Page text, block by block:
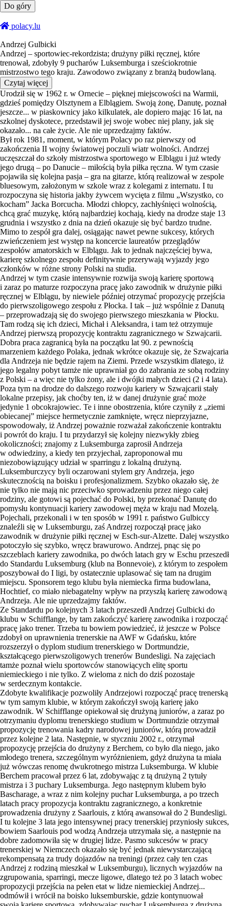
Do góry
polacy.lu
Andrzej Gulbicki
Andrzej – sportowiec-rekordzista; drużyny piłki ręcznej, które
trenował, zdobyły 9 pucharów Luksemburga i sześciokrotnie
mistrzostwo tego kraju. Zawodowo związany z branżą budowlaną.
Czytaj więcej
Urodził się w 1962 r. w Ornecie – pięknej miejscowości na Warmii,
gdzieś pomiędzy Olsztynem a Elblągiem. Swoją żonę, Danutę, poznał
jeszcze... w piaskownicy jako kilkulatek, ale dopiero mając 16 lat, na
szkolnej dyskotece, przedstawił jej swoje wobec niej plany, jak się
okazało... na całe życie. Ale nie uprzedzajmy faktów.
Był rok 1981, moment, w którym Polacy po raz pierwszy od
zakończenia II wojny światowej poczuli wiatr wolności. Andrzej
uczęszczał do szkoły mistrzostwa sportowego w Elblągu i już wtedy
jego drugą – po Danucie – miłością była piłka ręczna. W tym czasie
pojawiła się kolejna pasja – gra na gitarze, którą realizował w zespole
bluesowym, założonym w szkole wraz z kolegami z internatu. I tu
rozpoczyna się historia jakby żywcem wycięta z filmu „Wszystko, co
kocham” Jacka Borcucha. Młodzi chłopcy, zachłyśnięci wolnością,
chcą grać muzykę, którą najbardziej kochają, kiedy na drodze staje 13
grudnia i wszystko z dnia na dzień okazuje się być bardzo trudne.
Mimo to zespół gra dalej, osiągając nawet pewne sukcesy, których
zwieńczeniem jest występ na koncercie laureatów przeglądów
zespołów amatorskich w Elblągu. Jak to jednak najczęściej bywa,
karierę szkolnego zespołu definitywnie przerywają wyjazdy jego
członków w różne strony Polski na studia.
Andrzej w tym czasie intensywnie rozwija swoją karierę sportową
i zaraz po maturze rozpoczyna pracę jako zawodnik w drużynie piłki
ręcznej w Elblągu, by niewiele później otrzymać propozycję przejścia
do pierwszoligowego zespołu z Płocka. I tak – już wspólnie z Danutą
– przeprowadzają się do swojego pierwszego mieszkania w Płocku.
Tam rodzą się ich dzieci, Michał i Aleksandra, i tam też otrzymuje
Andrzej pierwszą propozycję kontraktu zagranicznego w Szwajcarii.
Dobra praca zagranicą była na początku lat 90. z pewnością
marzeniem każdego Polaka, jednak wkrótce okazuje się, że Szwajcaria
dla Andrzeja nie będzie rajem na Ziemi. Przede wszystkim dlatego, iż
jego legalny pobyt tamże nie uprawniał go do zabrania ze sobą rodziny
z Polski – a więc nie tylko żony, ale i dwójki małych dzieci (2 i 4 lata).
Poza tym na drodze do dalszego rozwoju kariery w Szwajcarii stały
lokalne przepisy, jak choćby ten, iż w danej drużynie grać może
jedynie 1 obcokrajowiec. Te i inne obostrzenia, które czyniły z „ziemi
obiecanej” miejsce hermetycznie zamknięte, wręcz nieprzyjazne,
spowodowały, iż Andrzej poważnie rozważał zakończenie kontraktu
i powrót do kraju. I tu przydarzył się kolejny niezwykły zbieg
okoliczności; znajomy z Luksemburga zaprosił Andrzeja
w odwiedziny, a kiedy ten przyjechał, zaproponował mu
niezobowiązujący udział w sparringu z lokalną drużyną.
Luksemburczycy byli oczarowani stylem gry Andrzeja, jego
skutecznością na boisku i profesjonalizmem. Szybko okazało się, że
nie tylko nie mają nic przeciwko sprowadzeniu przez niego całej
rodziny, ale gotowi są pojechać do Polski, by przekonać Danutę do
pomysłu kontynuacji kariery zawodowej męża w kraju nad Mozelą.
Pojechali, przekonali i w ten sposób w 1991 r. państwo Gulbiccy
znaleźli się w Luksemburgu, zaś Andrzej rozpoczął pracę jako
zawodnik w drużynie piłki ręcznej w Esch-sur-Alzette. Dalej wszystko
potoczyło się szybko, wręcz brawurowo. Andrzej, pnąc się po
szczeblach kariery zawodnika, po dwóch latach gry w Eschu przeszedł
do Standardu Luksemburg (klub na Bonnevoie), z którym to zespołem
poszybował do I ligi, by ostatecznie uplasować się tam na drugim
miejscu. Sponsorem tego klubu była niemiecka firma budowlana,
Hochtief, co miało niebagatelny wpływ na przyszłą karierę zawodową
Andrzeja. Ale nie uprzedzajmy faktów.
Ze Standardu po kolejnych 3 latach przeszedł Andrzej Gulbicki do
klubu w Schifflange, by tam zakończyć karierę zawodnika i rozpocząć
pracę jako trener. Trzeba tu bowiem powiedzieć, iż jeszcze w Polsce
zdobył on uprawnienia trenerskie na AWF w Gdańsku, które
rozszerzył o dyplom studium trenerskiego w Dortmundzie,
kształcącego pierwszoligowych trenerów Bundesligi. Na zajęciach
tamże poznał wielu sportowców stanowiących elitę sportu
niemieckiego i nie tylko. Z wieloma z nich do dziś pozostaje
w serdecznym kontakcie.
Zdobyte kwalifikacje pozwoliły Andrzejowi rozpocząć pracę trenerską
w tym samym klubie, w którym zakończył swoją karierę jako
zawodnik. W Schifflange opiekował się drużyną juniorów, a zaraz po
otrzymaniu dyplomu trenerskiego studium w Dortmundzie otrzymał
propozycję trenowania kadry narodowej juniorów, którą prowadził
przez kolejne 2 lata. Następnie, w styczniu 2002 r., otrzymał
propozycję przejścia do drużyny z Berchem, co było dla niego, jako
młodego trenera, szczególnym wyróżnieniem, gdyż drużyna ta miała
już wówczas renomę dwukrotnego mistrza Luksemburga. W klubie
Berchem pracował przez 6 lat, zdobywając z tą drużyną 2 tytuły
mistrza i 3 puchary Luksemburga. Jego następnym klubem było
Bascharage, a wraz z nim kolejny puchar Luksemburga, a po trzech
latach pracy propozycja kontraktu zagranicznego, a konkretnie
prowadzenia drużyny z Saarlouis, z którą awansował do 2 Bundesligi.
I tu kolejne 3 lata jego intensywnej pracy trenerskiej przyniosły sukces,
bowiem Saarlouis pod wodzą Andrzeja utrzymała się, a następnie na
dobre zadomowiła się w drugiej lidze. Pasmo sukcesów w pracy
trenerskiej w Niemczech okazało się być jednak niewystarczającą
rekompensatą za trudy dojazdów na treningi (przez cały ten czas
Andrzej z rodziną mieszkał w Luksemburgu), licznych wyjazdów na
zgrupowania, sparringi, mecze ligowe, dlatego też po 3 latach wobec
propozycji przejścia na pełen etat w lidze niemieckiej Andrzej...
odmówił i wrócił na boisko luksemburskie, gdzie kontynuował